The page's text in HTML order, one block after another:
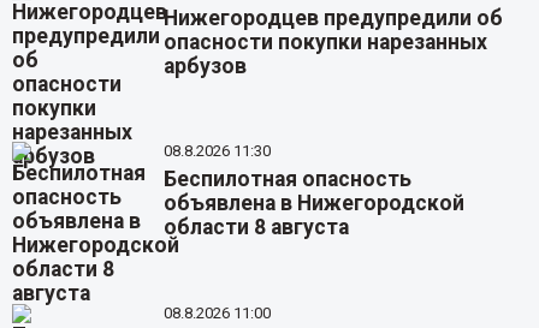
Нижегородцев предупредили об
опасности покупки нарезанных
арбузов
08.8.2026 11:30
Беспилотная опасность
объявлена в Нижегородской
области 8 августа
08.8.2026 11:00